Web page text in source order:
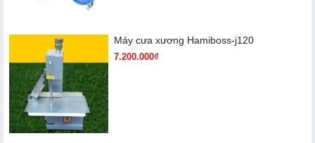
Máy cưa xương Hamiboss-j120
7.200.000₫